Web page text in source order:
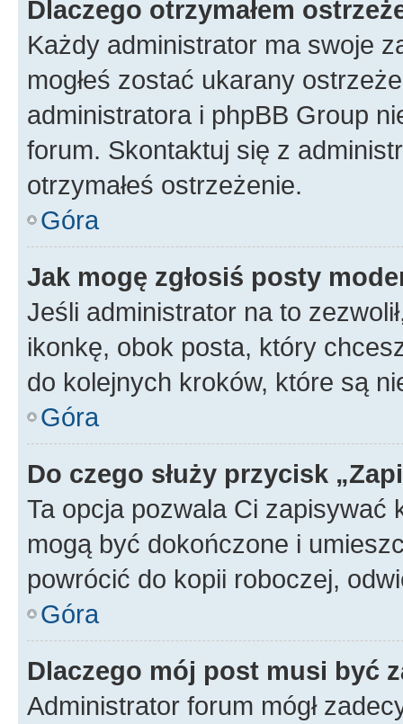
Dlaczego otrzymałem
Każdy administrator ma swoje
mogłeś zostać ukarany
administratora i phpBB Group
forum. Skontaktuj się z
otrzymałeś ostrzeżenie.
Góra
Jak mogę zgłosiś posty
Jeśli administrator na to
ikonkę, obok posta, który
do kolejnych kroków, które są
Góra
Do czego służy przycisk
Ta opcja pozwala Ci zapisywać
mogą być dokończone i
powrócić do kopii roboczej,
Góra
Dlaczego mój post musi być
Administrator forum mógł